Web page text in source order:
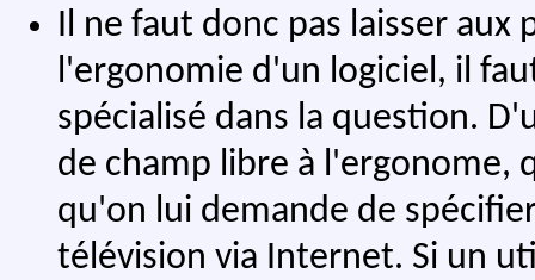
Il ne faut donc pas laisser
l'ergonomie d'un logiciel, il
spécialisé dans la question.
de champ libre à l'ergonome,
qu'on lui demande de
télévision via Internet. Si un